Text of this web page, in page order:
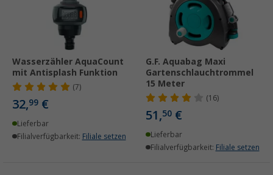
Wasserzähler AquaCount
mit Antisplash Funktion
(7)
32,99 €
Lieferbar
Filialverfügbarkeit: Filiale setzen
G.F. Aquabag Maxi
Gartenschlauchtrommel
15 Meter
(16)
51,50 €
Lieferbar
Filialverfügbarkeit: Filiale setzen